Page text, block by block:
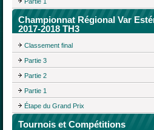
Championnat Régional Var
2017-2018 TH3
Classement final
Partie 3
Partie 2
Partie 1
Étape du Grand Prix
Tournois et Compétitions